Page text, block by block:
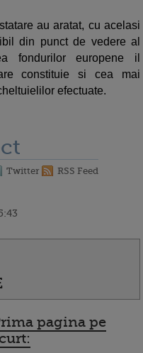
au aratat, cu acelasi
din punct de vedere al
fondurilor europene il
constituie si cea mai
efectuate.
Twitter RSS Feed
pagina pe